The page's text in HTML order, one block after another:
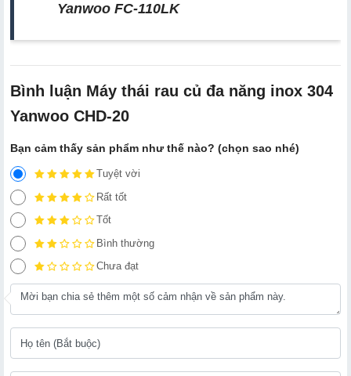
Yanwoo FC-110LK
Bình luận Máy thái rau củ đa năng inox 304
Yanwoo CHD-20
Bạn cảm thấy sản phẩm như thế nào? (chọn sao nhé)
Tuyệt vời
Rất tốt
Tốt
Bình thường
Chưa đạt